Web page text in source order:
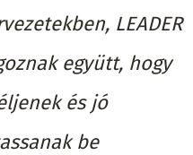
LEADER
együtt, hogy
és jó
be